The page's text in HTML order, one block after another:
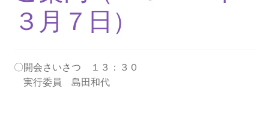
2013.3.10 第２回原発ゼロへのカウントダウンinかわ
さき 集会
2014.3.16 第３回原発ゼロへのカウントダウンinかわ
さき 集会
３月７日）
〇開会さいさつ １３：３０
実行委員 島田和代